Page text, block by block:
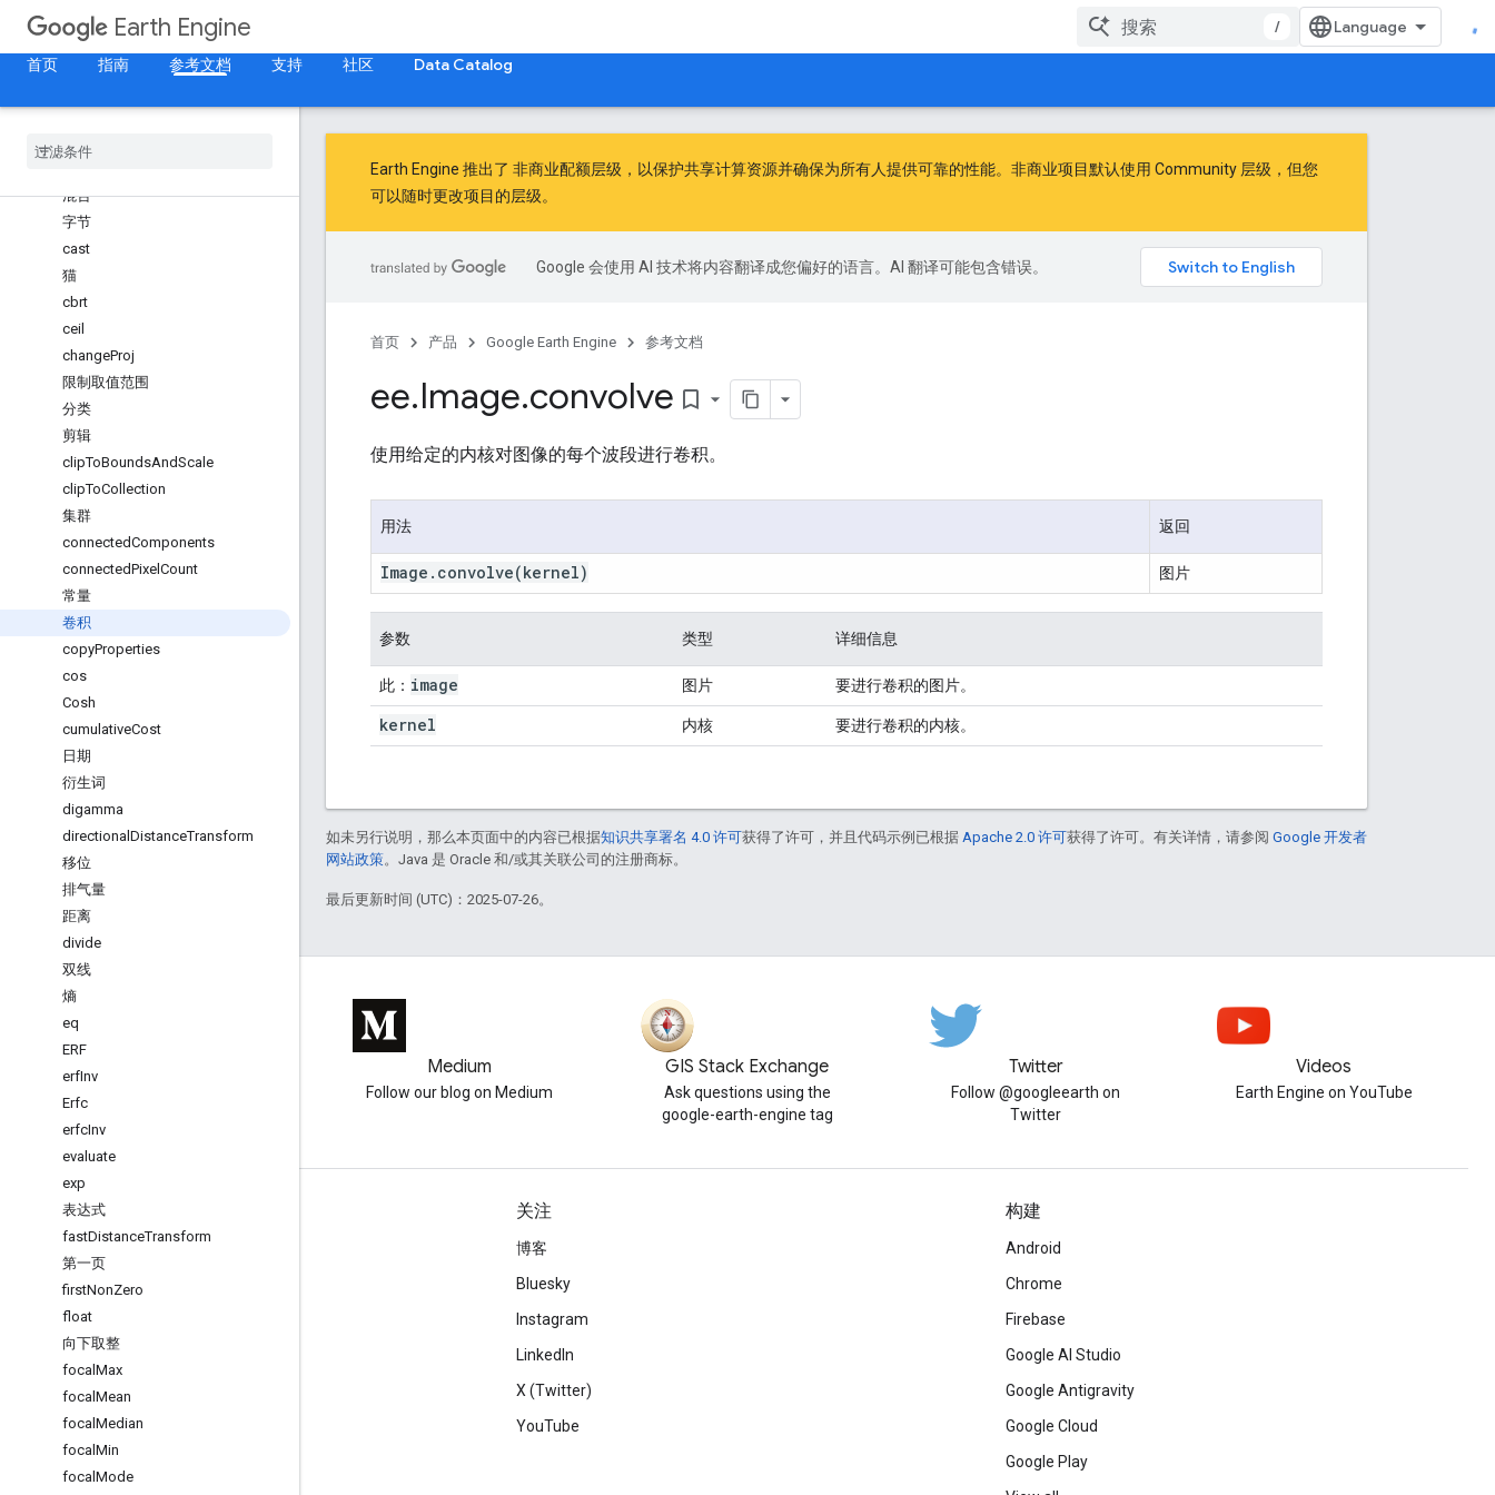
Earth Engine
/
首页
指南 参考文档 支持 社区 Data Catalog
bitCount
bitsToArrayImage
bitwise
混合
字节
cast
猫
cbrt
ceil
changeProj
限制取值范围
分类
剪辑
clipToBoundsAndScale
clipToCollection
集群
connectedComponents
connectedPixel Count
常量
卷积
copyProperties
cos
Cosh
cumulativeCost
日期
衍生词
digamma
directional DistanceTransform
移位
排气量
距离
divide
双线
熵
eq
ERF
erfInv
Erfc
erfcInv
evaluate
exp
表达式
fastDistanceTransform
第一页
firstNonZero
float
向下取整
focal Max
focal Mean
focal Median
focal Min
focal Mode
Earth Engine 推出了 非商业配额层级 ，以保护共享计算资源并确保为所有人提供可靠的性能。非商业项目默认使用 Community 层级，但您
可以随时更改项目的层级。
Google 会使用 AI 技术将内容翻译成您偏好的语言。AI 翻译可能包含错误。
首页 产品 Google Earth Engine 参考文档
ee.Image.convolve bookmark_border
使用给定的内核对图像的每个波段进行卷积。
用法 返回
Image . convolve(kernel) 图片
参数 类型 详细信息
此： image 图片 要进行卷积的图片。
kernel 内核 要进行卷积的内核。
如未另行说明，那么本页面中的内容已根据知识共享署名 4.0 许可获得了许可，并且代码示例已根据 Apache 2.0 许可获得了许可。有关详情，请参阅 Google 开发者
网站政策。Java 是 Oracle 和/或其关联公司的注册商标。
最后更新时间 (UTC)：2025-07-26。
Medium
Follow our blog on Medium
GIS Stack Exchange
Ask questions using the
google-earth-engine tag
Twitter
Follow @googleearth on
Twitter
Videos
Earth Engine on YouTube
Google Developer Groups
Google Developer Experts
Accelerators
Google Cloud & NVIDIA
关注
博客
Bluesky
Instagram
LinkedIn
X (Twitter)
YouTube
构建
Android
Chrome
Firebase
Google AI Studio
Google Antigravity
Google Cloud
Google Play